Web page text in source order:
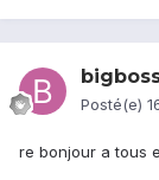
Posté(e)
re bonjour a tous